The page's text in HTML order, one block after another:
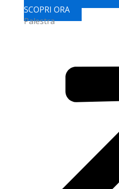
SCOPRI ORA
Palestra